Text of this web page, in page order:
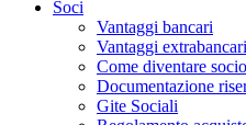
Soci
Vantaggi bancari
Vantaggi extrabancari
Come diventare socio
Documentazione
Gite Sociali